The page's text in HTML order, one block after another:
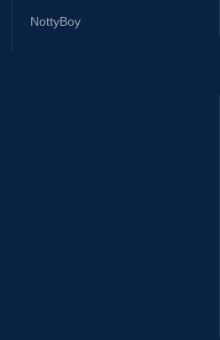
NottyBoy